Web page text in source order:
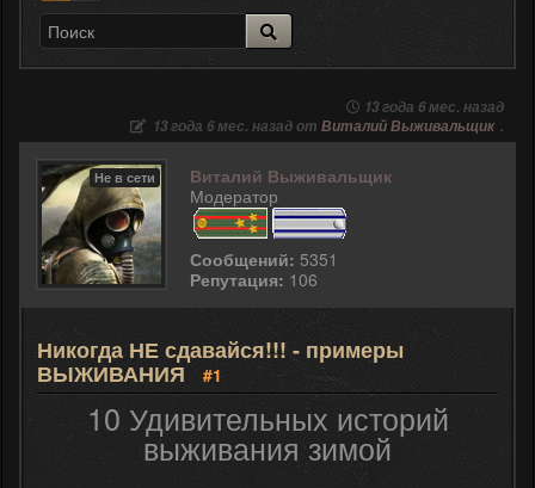
13 года 6 мес. назад
13 года 6 мес. назад от Виталий Выживальщик .
Не в сети
Виталий Выживальщик
Модератор
Сообщений: 5351
Репутация: 106
Никогда НЕ сдавайся!!! - примеры
ВЫЖИВАНИЯ #1
10 Удивительных историй
выживания зимой